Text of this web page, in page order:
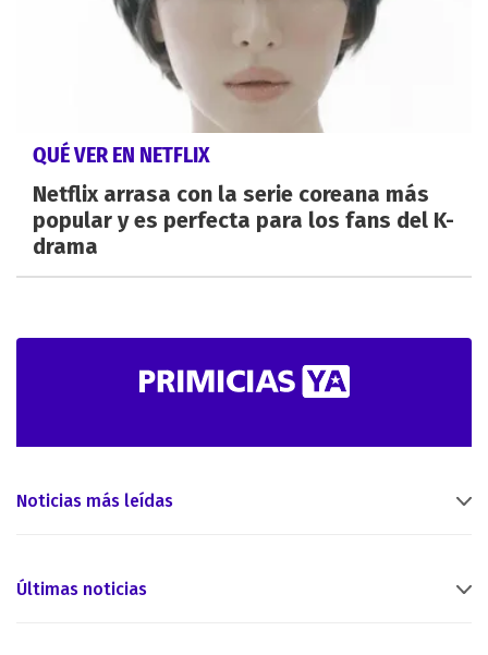
QUÉ VER EN NETFLIX
Netflix arrasa con la serie coreana más
popular y es perfecta para los fans del K-
drama
Noticias más leídas
Últimas noticias